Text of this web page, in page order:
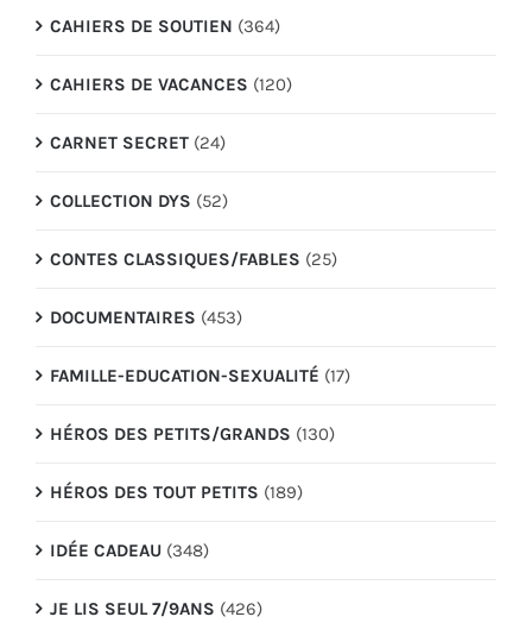
CAHIERS DE SOUTIEN (364)
CAHIERS DE VACANCES (120)
CARNET SECRET (24)
COLLECTION DYS (52)
CONTES CLASSIQUES/FABLES (25)
DOCUMENTAIRES (453)
FAMILLE-EDUCATION-SEXUALITÉ (17)
HÉROS DES PETITS/GRANDS (130)
HÉROS DES TOUT PETITS (189)
IDÉE CADEAU (348)
JE LIS SEUL 7/9ANS (426)